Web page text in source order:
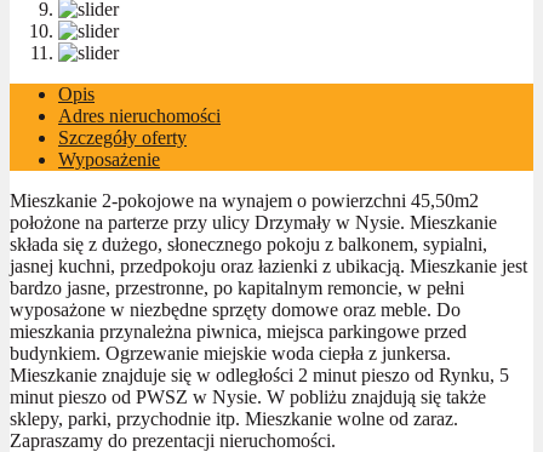
Opis
Adres nieruchomości
Szczegóły oferty
Wyposażenie
Mieszkanie 2-pokojowe na wynajem o powierzchni 45,50m2
położone na parterze przy ulicy Drzymały w Nysie. Mieszkanie
składa się z dużego, słonecznego pokoju z balkonem, sypialni,
jasnej kuchni, przedpokoju oraz łazienki z ubikacją. Mieszkanie jest
bardzo jasne, przestronne, po kapitalnym remoncie, w pełni
wyposażone w niezbędne sprzęty domowe oraz meble. Do
mieszkania przynależna piwnica, miejsca parkingowe przed
budynkiem. Ogrzewanie miejskie woda ciepła z junkersa.
Mieszkanie znajduje się w odległości 2 minut pieszo od Rynku, 5
minut pieszo od PWSZ w Nysie. W pobliżu znajdują się także
sklepy, parki, przychodnie itp. Mieszkanie wolne od zaraz.
Zapraszamy do prezentacji nieruchomości.